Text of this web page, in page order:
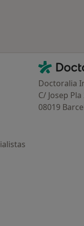
Doctoralia -
Doctoralia
C/ Josep
08019